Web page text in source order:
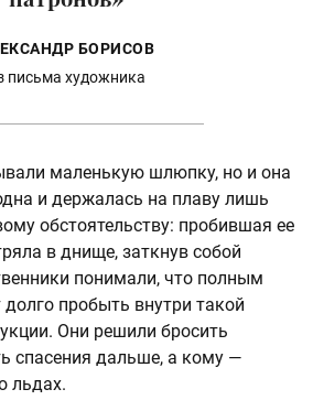
БОРИСОВ
письма художника
маленькую шлюпку, но и она
и держалась на плаву лишь
обстоятельству: пробившая ее
в днище, заткнув собой
понимали, что полным
пробыть внутри такой
Они решили бросить
спасения дальше, а кому —
льдах.